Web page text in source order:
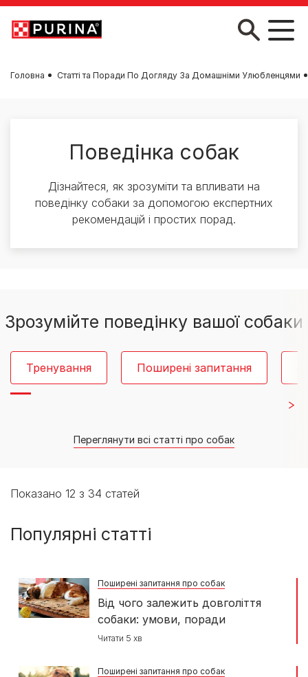
Skip to main content
Головна Статті та Поради По Догляду За Домашніми Улюбленцями
Поведінка собак
Дізнайтеся, як зрозуміти та впливати на
поведінку собаки за допомогою експертних
рекомендацій і простих порад.
Зрозумійте поведінку вашої собаки
Тренування Поширені запитання
Переглянути всі статті про собак
Показано 12 з 34 статей
Популярні статті
Поширені запитання про собак
Від чого залежить довголіття
собаки: умови, поради
Читати 5 хв
Поширені запитання про собак